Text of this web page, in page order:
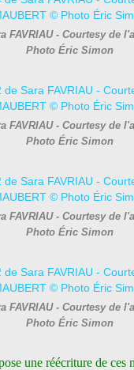
FAVRIAU - Courtesy de
Photo Éric Simon
FAVRIAU - Courtesy de
Photo Éric Simon
FAVRIAU - Courtesy de
Photo Éric Simon
FAVRIAU - Courtesy de
Photo Éric Simon
une réécriture de